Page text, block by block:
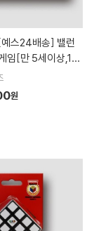
임[만 5세이상,1
원